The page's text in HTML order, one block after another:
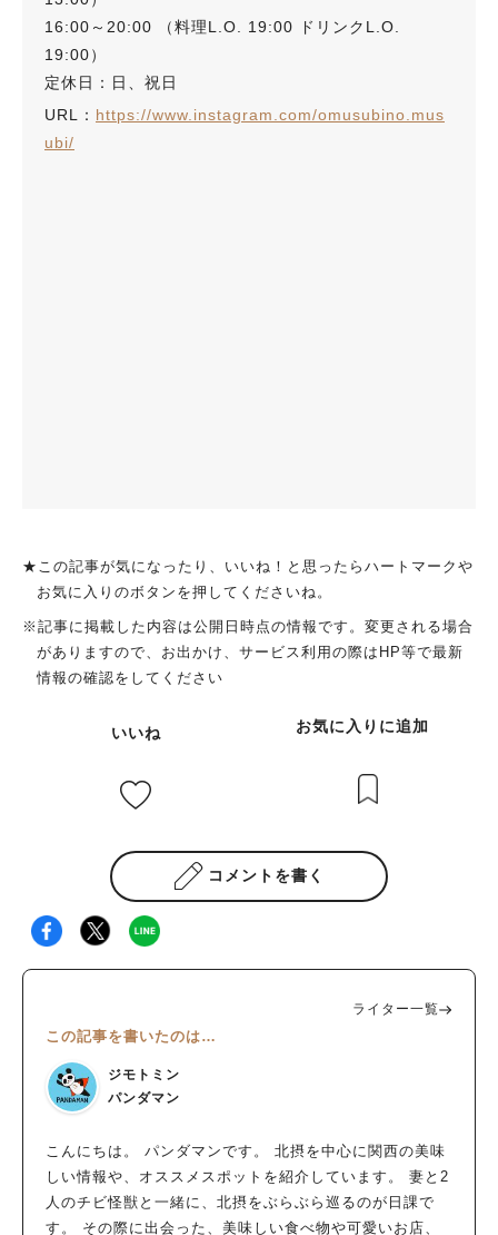
16:00～20:00 （料理L.O. 19:00 ドリンクL.O.
19:00）
定休日：日、祝日
URL： https://www.instagram.com/omusubino.mus
ubi/
★この記事が気になったり、いいね！と思ったらハートマークや
お気に入りのボタンを押してくださいね。
※記事に掲載した内容は公開日時点の情報です。変更される場合
がありますので、お出かけ、サービス利用の際はHP等で最新
情報の確認をしてください
いいね お気に入りに追加
コメントを書く
ライター一覧
この記事を書いたのは…
ジモトミン
パンダマン
こんにちは。 パンダマンです。 北摂を中心に関西の美味
しい情報や、オススメスポットを紹介しています。 妻と2
人のチビ怪獣と一緒に、北摂をぶらぶら巡るのが日課で
す。 その際に出会った、美味しい食べ物や可愛いお店、